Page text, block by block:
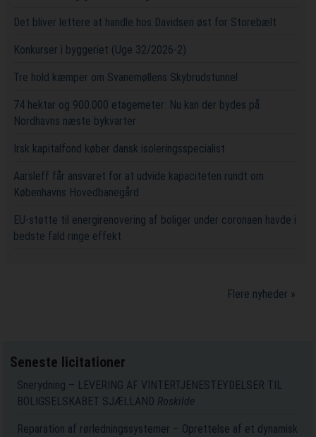
Det bliver lettere at handle hos Davidsen øst for Storebælt
Konkurser i byggeriet (Uge 32/2026-2)
Tre hold kæmper om Svanemøllens Skybrudstunnel
74 hektar og 900.000 etagemeter: Nu kan der bydes på
Nordhavns næste bykvarter
Irsk kapitalfond køber dansk isoleringsspecialist
Aarsleff får ansvaret for at udvide kapaciteten rundt om
Københavns Hovedbanegård
EU-støtte til energirenovering af boliger under coronaen havde i
bedste fald ringe effekt
Flere nyheder »
Seneste licitationer
Snerydning – LEVERING AF VINTERTJENESTEYDELSER TIL
BOLIGSELSKABET SJÆLLAND Roskilde
Reparation af rørledningssystemer – Oprettelse af et dynamisk